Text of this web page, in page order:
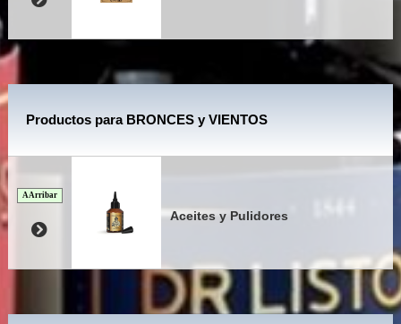
Productos para BRONCES y VIENTOS
A Arribar
Aceites y Pulidores